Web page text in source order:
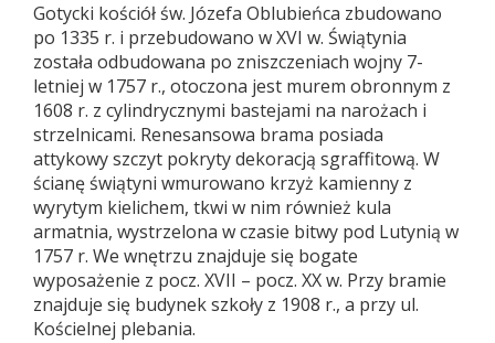
Gotycki kościół św. Józefa Oblubieńca zbudowano
po 1335 r. i przebudowano w XVI w. Świątynia
została odbudowana po zniszczeniach wojny 7-
letniej w 1757 r., otoczona jest murem obronnym z
1608 r. z cylindrycznymi bastejami na narożach i
strzelnicami. Renesansowa brama posiada
attykowy szczyt pokryty dekoracją sgraffitową. W
ścianę świątyni wmurowano krzyż kamienny z
wyrytym kielichem, tkwi w nim również kula
armatnia, wystrzelona w czasie bitwy pod Lutynią w
1757 r. We wnętrzu znajduje się bogate
wyposażenie z pocz. XVII – pocz. XX w. Przy bramie
znajduje się budynek szkoły z 1908 r., a przy ul.
Kościelnej plebania.